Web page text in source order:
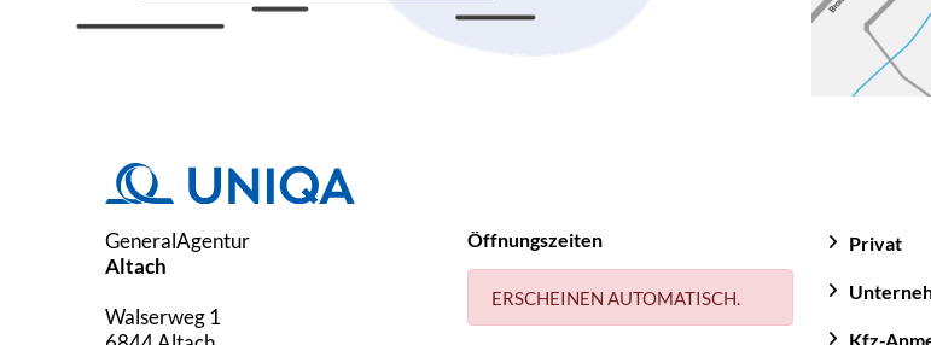
GeneralAgentur
Altach
Walserweg 1
Öffnungszeiten
ERSCHEINEN AUTOMATISCH.
Privat
Kfz-